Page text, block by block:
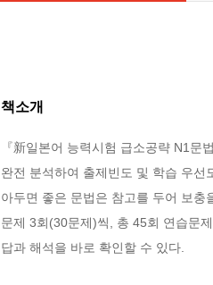
책소개
『新일본어 능력시험 급소공략 N1
완전 분석하여 출제빈도 및 학습 우
아두면 좋은 문법은 참고를 두어 보
문제 3회(30문제)씩, 총 45회 연습문
답과 해석을 바로 확인할 수 있다.